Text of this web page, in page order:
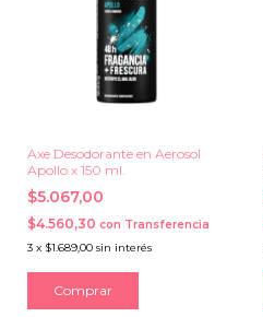
Axe Desodorante en Aerosol
Apollo x 150 ml.
$5.067,00
$4.560,30 con Transferencia
3 x $1.689,00 sin interés